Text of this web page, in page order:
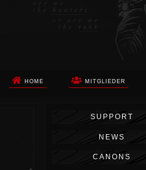
HOME MITGLIEDER
Wort,
als
Ihr
Geist
Vor
SUPPORT
NEWS
CANONS